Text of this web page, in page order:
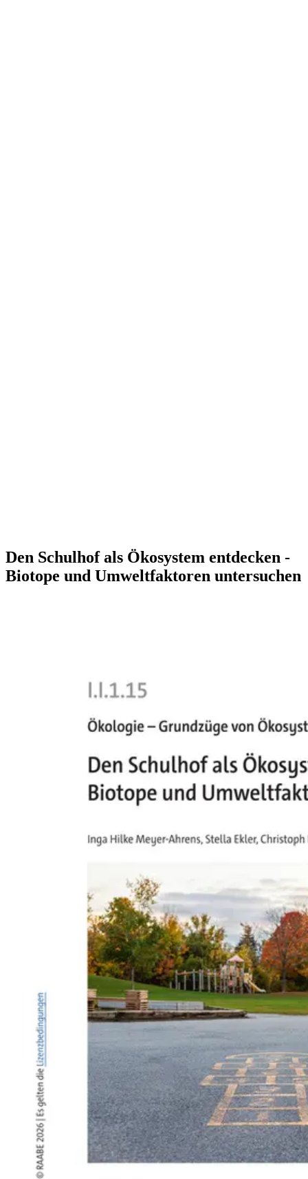
Den Schulhof als Ökosystem entdecken -
Biotope und Umweltfaktoren untersuchen